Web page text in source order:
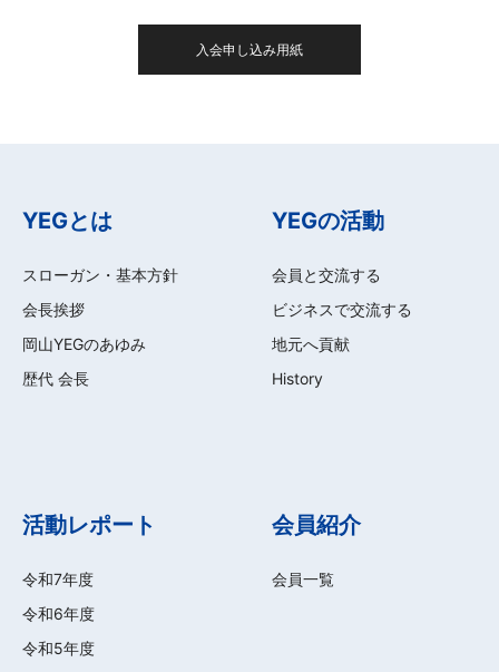
入会申し込み用紙
YEGとは
スローガン・基本方針
会長挨拶
岡山YEGのあゆみ
歴代 会長
YEGの活動
会員と交流する
ビジネスで交流する
地元へ貢献
History
活動レポート
令和7年度
令和6年度
令和5年度
会員紹介
会員一覧